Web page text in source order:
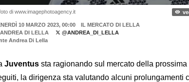
di www.imagephotoagency.it
10 MARZO 2023, 00:00
IL MERCATO DI LELLA
ANDREA DI LELLA
@ANDREA_DI_LELLA
Andrea Di Lella
Juventus sta ragionando sul mercato della
la dirigenza sta valutando alcuni prolungamenti